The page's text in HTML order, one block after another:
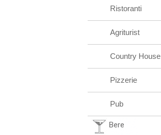
Ristoranti
Agriturist
Country House
Pizzerie
Pub
Bere